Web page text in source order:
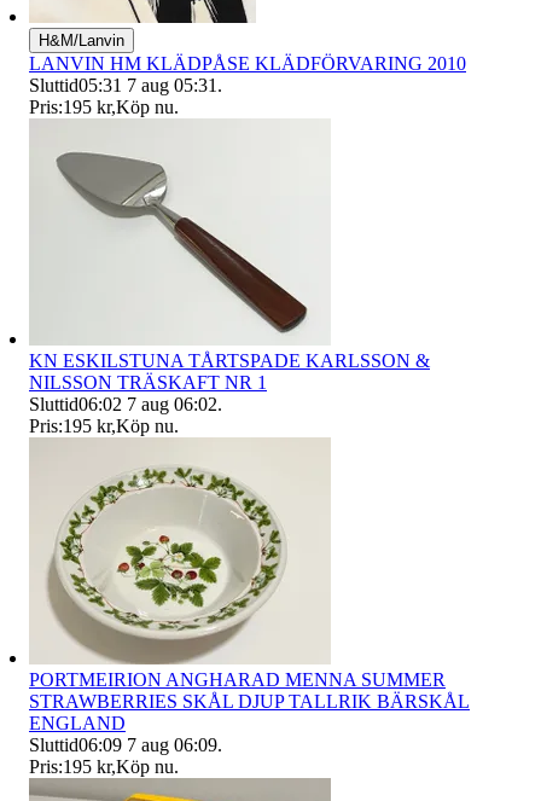
H&M/Lanvin
LANVIN HM KLÄDPÅSE KLÄDFÖRVARING 2010
Sluttid05:31 7 aug 05:31 .
Pris:195 kr,Köp nu.
KN ESKILSTUNA TÅRTSPADE KARLSSON &
NILSSON TRÄSKAFT NR 1
Sluttid06:02 7 aug 06:02.
Pris:195 kr,Köp nu.
PORTMEIRION ANGHARAD MENNA SUMMER
STRAWBERRIES SKÅL DJUP TALLRIK BÄRSKÅL
ENGLAND
Sluttid06:09 7 aug 06:09.
Pris:195 kr,Köp nu.